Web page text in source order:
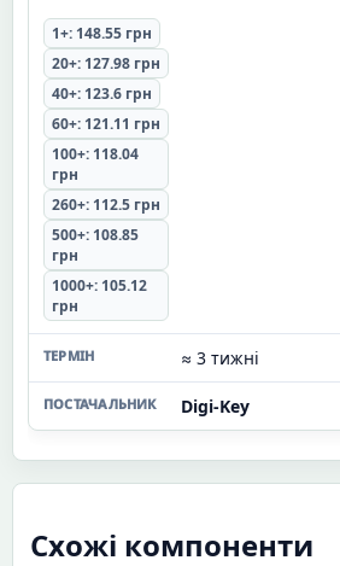
1+: 148.55 грн
20+: 127.98 грн
40+: 123.6 грн
60+: 121.11 грн
100+: 118.04
грн
260+: 112.5 грн
500+: 108.85
грн
1000+: 105.12
грн
≈ 3 тижні
Digi-Key
Схожі компоненти